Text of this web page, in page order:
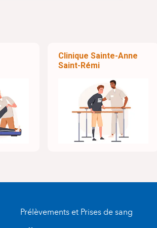
Clinique Sainte-Anne
Saint-Rémi
Prélèvements et Prises de sang